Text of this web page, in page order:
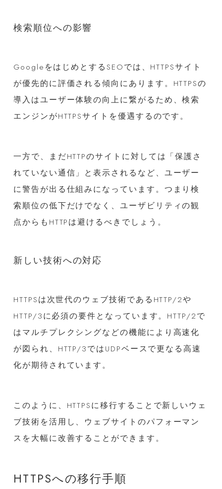
検索順位への影響
GoogleをはじめとするSEOでは、HTTPSサイト
が優先的に評価される傾向にあります。HTTPSの
導入はユーザー体験の向上に繋がるため、検索
エンジンがHTTPSサイトを優遇するのです。
一方で、まだHTTPのサイトに対しては「保護さ
れていない通信」と表示されるなど、ユーザー
に警告が出る仕組みになっています。つまり検
索順位の低下だけでなく、ユーザビリティの観
点からもHTTPは避けるべきでしょう。
新しい技術への対応
HTTPSは次世代のウェブ技術であるHTTP/2や
HTTP/3に必須の要件となっています。HTTP/2で
はマルチプレクシングなどの機能により高速化
が図られ、HTTP/3ではUDPベースで更なる高速
化が期待されています。
このように、HTTPSに移行することで新しいウェ
ブ技術を活用し、ウェブサイトのパフォーマン
スを大幅に改善することができます。
HTTPSへの移行手順